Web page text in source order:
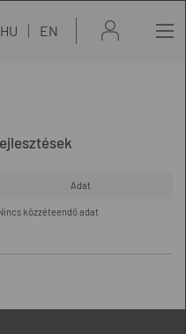
HU EN
Adat
közzéteendő adat